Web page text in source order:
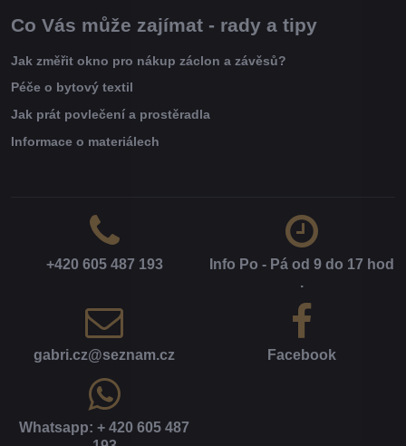
Co Vás může zajímat - rady a tipy
Jak změřit okno pro nákup záclon a závěsů?
Péče o bytový textil
Jak prát povlečení a prostěradla
Informace o materiálech
+420 605 487 193
Info Po - Pá od 9 do 17 hod​
.
gabri​.cz​@seznam​.cz Facebook
Whatsapp: + 420 605 487